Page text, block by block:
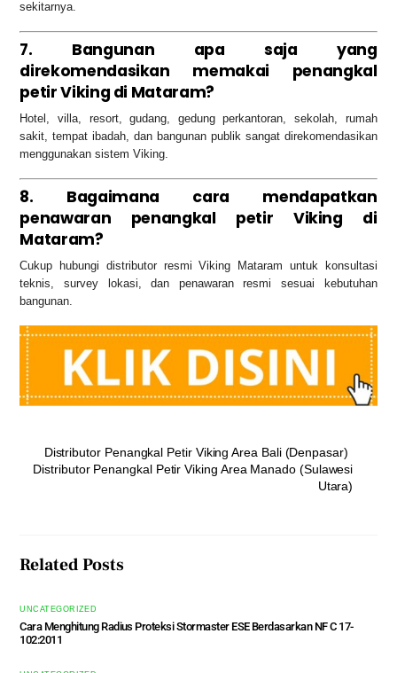
sekitarnya.
7. Bangunan apa saja yang
direkomendasikan memakai penangkal
petir Viking di Mataram?
Hotel, villa, resort, gudang, gedung perkantoran, sekolah, rumah
sakit, tempat ibadah, dan bangunan publik sangat direkomendasikan
menggunakan sistem Viking.
8. Bagaimana cara mendapatkan
penawaran penangkal petir Viking di
Mataram?
Cukup hubungi distributor resmi Viking Mataram untuk konsultasi
teknis, survey lokasi, dan penawaran resmi sesuai kebutuhan
bangunan.
Distributor Penangkal Petir Viking Area Bali (Denpasar)
Distributor Penangkal Petir Viking Area Manado (Sulawesi
Utara)
Related Posts
UNCATEGORIZED
Cara Menghitung Radius Proteksi Stormaster ESE Berdasarkan NF C 17-
102:2011